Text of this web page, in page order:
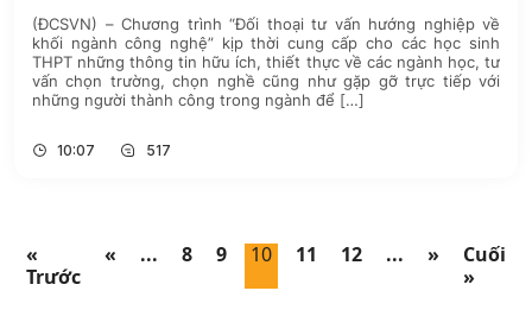
(ĐCSVN) – Chương trình “Đối thoại tư vấn hướng nghiệp về
khối ngành công nghệ” kịp thời cung cấp cho các học sinh
THPT những thông tin hữu ích, thiết thực về các ngành học, tư
vấn chọn trường, chọn nghề cũng như gặp gỡ trực tiếp với
những người thành công trong ngành để […]
10:07 517
«
Trước
« ... 8 9 10 11 12 ... »
Cuối
»